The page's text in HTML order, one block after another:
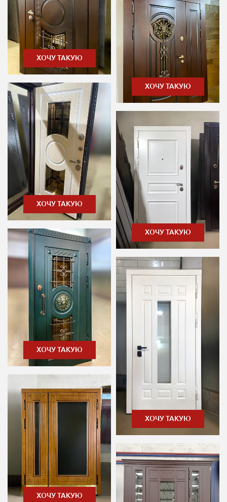
ХОЧУ ТАКУЮ
ХОЧУ ТАКУЮ
ХОЧУ ТАКУЮ
ХОЧУ ТАКУЮ
ХОЧУ ТАКУЮ
ХОЧУ ТАКУЮ
ХОЧУ ТАКУЮ